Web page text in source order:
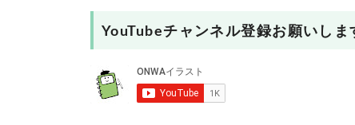
YouTubeチャンネル登録お願いしま